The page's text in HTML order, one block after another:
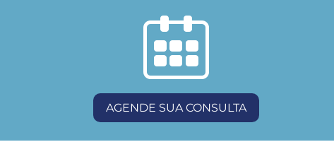
AGENDE SUA CONSULTA